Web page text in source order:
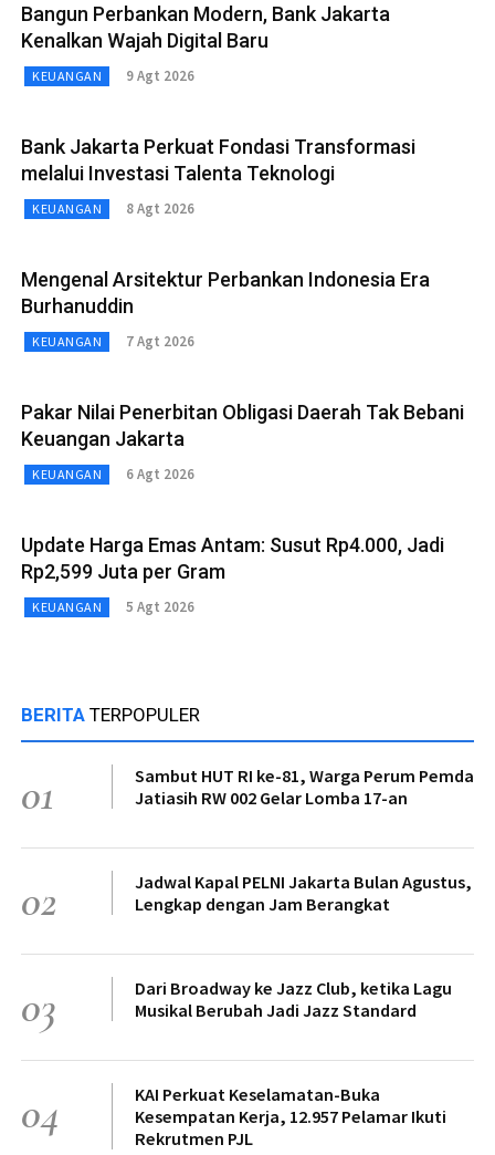
Bangun Perbankan Modern, Bank Jakarta
Kenalkan Wajah Digital Baru
KEUANGAN 9 Agt 2026
Bank Jakarta Perkuat Fondasi Transformasi
melalui Investasi Talenta Teknologi
KEUANGAN 8 Agt 2026
Mengenal Arsitektur Perbankan Indonesia Era
Burhanuddin
KEUANGAN 7 Agt 2026
Pakar Nilai Penerbitan Obligasi Daerah Tak Bebani
Keuangan Jakarta
KEUANGAN 6 Agt 2026
Update Harga Emas Antam: Susut Rp4.000, Jadi
Rp2,599 Juta per Gram
KEUANGAN 5 Agt 2026
BERITA TERPOPULER
01
Sambut HUT RI ke-81, Warga Perum Pemda
Jatiasih RW 002 Gelar Lomba 17-an
02
Jadwal Kapal PELNI Jakarta Bulan Agustus,
Lengkap dengan Jam Berangkat
03
Dari Broadway ke Jazz Club, ketika Lagu
Musikal Berubah Jadi Jazz Standard
04
KAI Perkuat Keselamatan-Buka
Kesempatan Kerja, 12.957 Pelamar Ikuti
Rekrutmen PJL